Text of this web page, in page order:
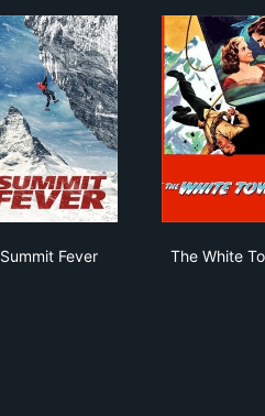
Summit Fever
The White